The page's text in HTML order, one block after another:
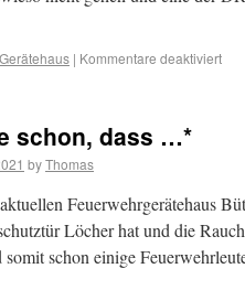
| Kommentare deaktiviert
schon, dass …*
byThomas
Feuerwehrgerätehaus
Löcher hat und die
somit schon einige